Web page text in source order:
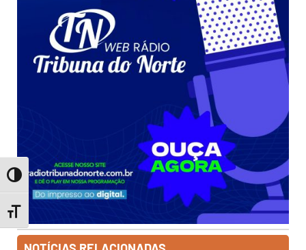
Toggle High Contrast
Toggle Font size